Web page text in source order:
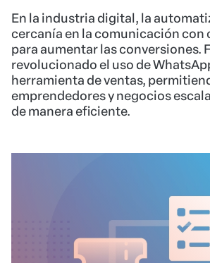
En la industria digital, la
cercanía en la comunicación con
para aumentar las conversiones.
revolucionado el uso de
herramienta de ventas,
emprendedores y negocios
de manera eficiente.